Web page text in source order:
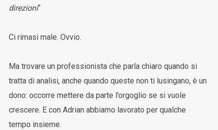
direzioni“
Ci rimasi male. Ovvio.
Ma trovare un professionista che parla chiaro quando si
tratta di analisi, anche quando queste non ti lusingano, è un
dono: occorre mettere da parte l’orgoglio se si vuole
crescere. E con Adrian abbiamo lavorato per qualche
tempo insieme.